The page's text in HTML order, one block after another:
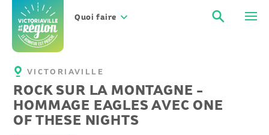
contenu
Quoi faire
VICTORIAVILLE
ROCK SUR LA MONTAGNE -
HOMMAGE EAGLES AVEC ONE
OF THESE NIGHTS